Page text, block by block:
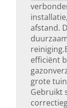
afstand.
efficiënt
grote
Gebruikt